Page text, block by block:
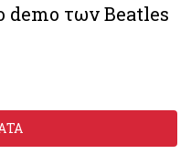
demo των Beatles